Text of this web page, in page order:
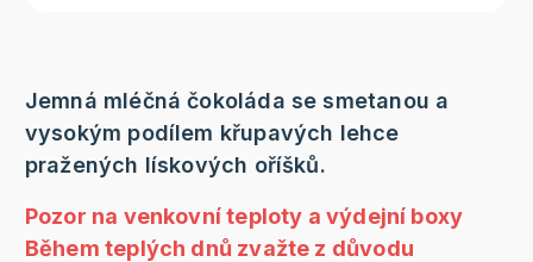
Jemná mléčná čokoláda se smetanou a
vysokým podílem křupavých lehce
pražených lískových oříšků.
Pozor na venkovní teploty a výdejní boxy
Během teplých dnů zvažte z důvodu